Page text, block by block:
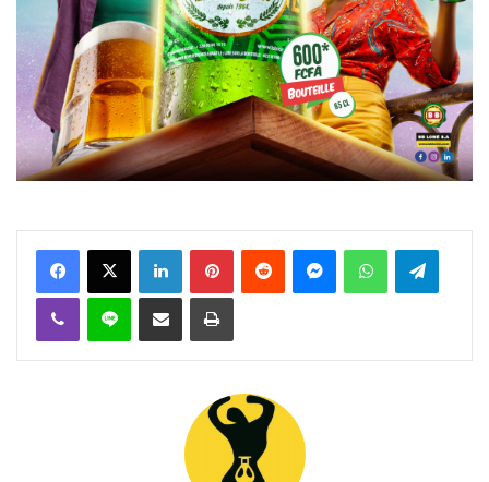
FacebookX Linkedin PinterestReddit MessengerWhatsAppTelegram
Viber Ligne Partager par email Imprimer